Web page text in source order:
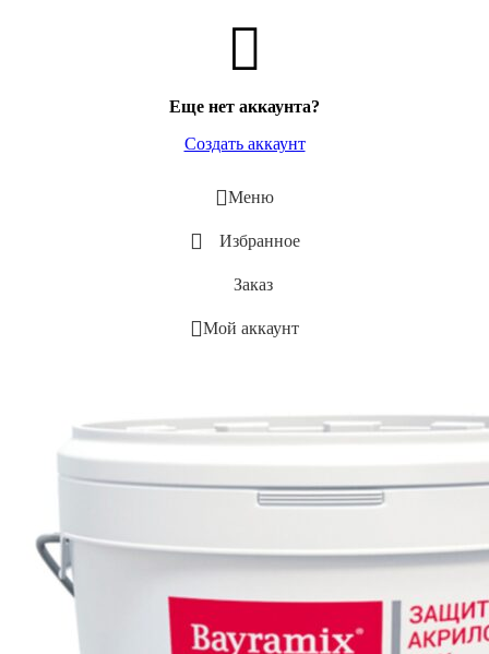
Еще нет аккаунта?
Создать аккаунт
Меню
Избранное
Заказ
Мой аккаунт